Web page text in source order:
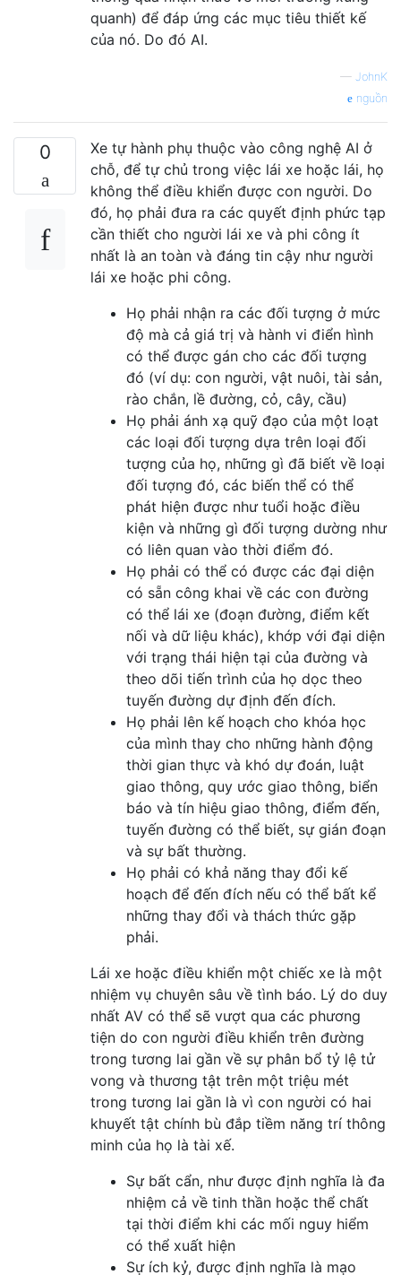
quanh) để đáp ứng các mục tiêu thiết kế
của nó. Do đó AI.
— JohnK
nguồn
0
Xe tự hành phụ thuộc vào công nghệ AI ở
chỗ, để tự chủ trong việc lái xe hoặc lái, họ
không thể điều khiển được con người. Do
đó, họ phải đưa ra các quyết định phức tạp
cần thiết cho người lái xe và phi công ít
nhất là an toàn và đáng tin cậy như người
lái xe hoặc phi công.
Họ phải nhận ra các đối tượng ở mức
độ mà cả giá trị và hành vi điển hình
có thể được gán cho các đối tượng
đó (ví dụ: con người, vật nuôi, tài sản,
rào chắn, lề đường, cỏ, cây, cầu)
Họ phải ánh xạ quỹ đạo của một loạt
các loại đối tượng dựa trên loại đối
tượng của họ, những gì đã biết về loại
đối tượng đó, các biến thể có thể
phát hiện được như tuổi hoặc điều
kiện và những gì đối tượng dường như
có liên quan vào thời điểm đó.
Họ phải có thể có được các đại diện
có sẵn công khai về các con đường
có thể lái xe (đoạn đường, điểm kết
nối và dữ liệu khác), khớp với đại diện
với trạng thái hiện tại của đường và
theo dõi tiến trình của họ dọc theo
tuyến đường dự định đến đích.
Họ phải lên kế hoạch cho khóa học
của mình thay cho những hành động
thời gian thực và khó dự đoán, luật
giao thông, quy ước giao thông, biển
báo và tín hiệu giao thông, điểm đến,
tuyến đường có thể biết, sự gián đoạn
và sự bất thường.
Họ phải có khả năng thay đổi kế
hoạch để đến đích nếu có thể bất kể
những thay đổi và thách thức gặp
phải.
Lái xe hoặc điều khiển một chiếc xe là một
nhiệm vụ chuyên sâu về tình báo. Lý do duy
nhất AV có thể sẽ vượt qua các phương
tiện do con người điều khiển trên đường
trong tương lai gần về sự phân bổ tỷ lệ tử
vong và thương tật trên một triệu mét
trong tương lai gần là vì con người có hai
khuyết tật chính bù đắp tiềm năng trí thông
minh của họ là tài xế.
Sự bất cẩn, như được định nghĩa là đa
nhiệm cả về tinh thần hoặc thể chất
tại thời điểm khi các mối nguy hiểm
có thể xuất hiện
Sự ích kỷ, được định nghĩa là mạo